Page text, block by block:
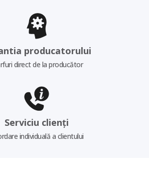
producatorului
direct de la producător
Serviciu clienți
individuală a clientului